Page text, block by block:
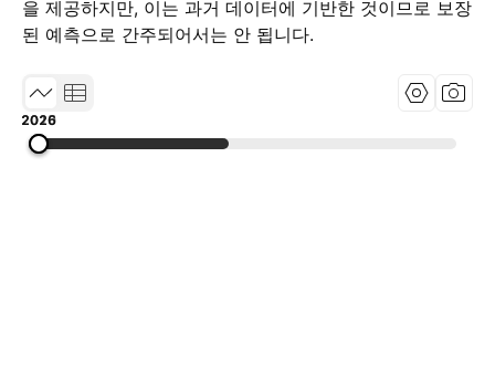
을 제공하지만, 이는 과거 데이터에 기반한 것이므로 보장
된 예측으로 간주되어서는 안 됩니다.
2015
2020
2026